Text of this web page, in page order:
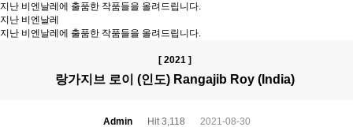
지난 비엔날레에 출품한 작품들을 올려드립니다.
지난 비엔날레
지난 비엔날레에 출품한 작품들을 올려드립니다.
[ 2021 ]
랑가지브 로이 (인도) Rangajib Roy (India)
Admin Hit 3,118 2021-08-30